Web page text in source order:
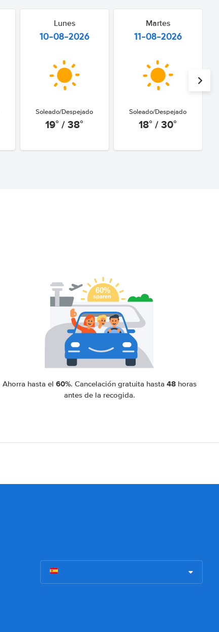
Lunes
10-08-2026
Soleado/Despejado
19° / 38°
Martes
11-08-2026
Soleado/Despejado
18° / 30°
Ahorra hasta el 60%. Cancelación gratuita hasta 48horas
antes de la recogida.